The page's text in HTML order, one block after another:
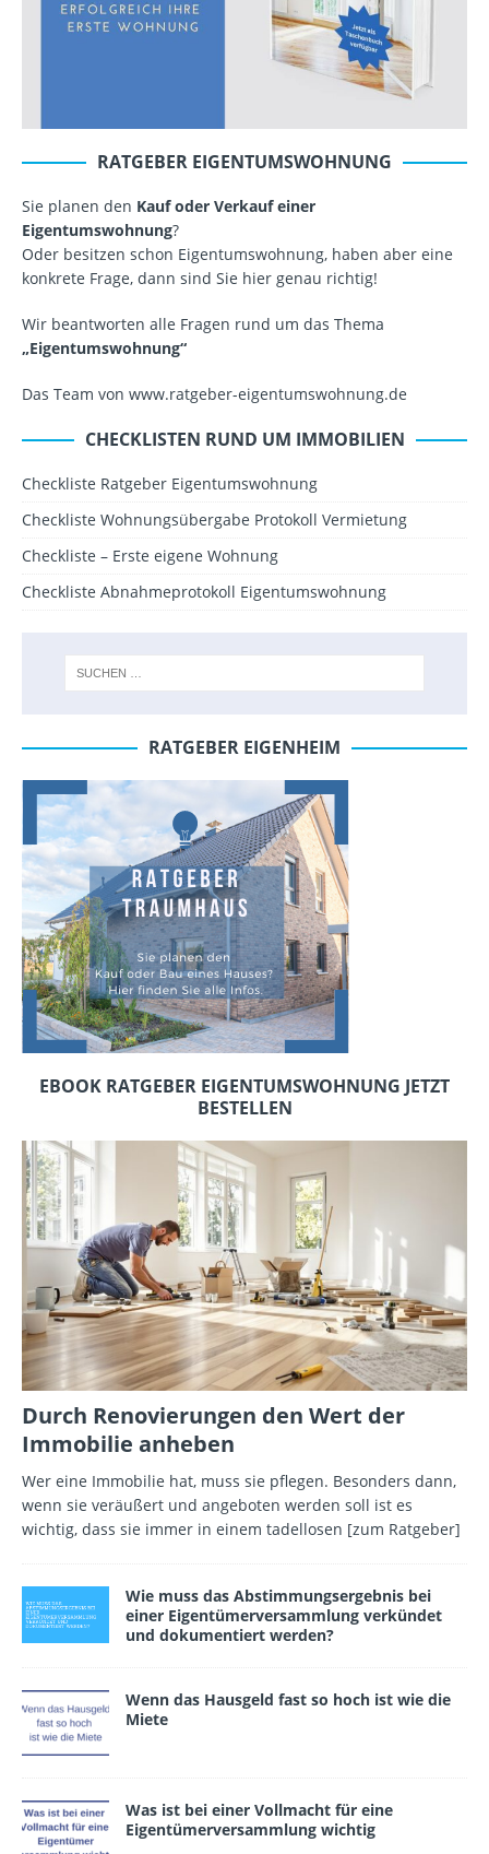
RATGEBER EIGENTUMSWOHNUNG
Sie planen den Kauf oder Verkauf einer
Eigentumswohnung?
Oder besitzen schon Eigentumswohnung, haben aber eine
konkrete Frage, dann sind Sie hier genau richtig!
Wir beantworten alle Fragen rund um das Thema
„Eigentumswohnung“
Das Team von www.ratgeber-eigentumswohnung.de
CHECKLISTEN RUND UM IMMOBILIEN
Checkliste Ratgeber Eigentumswohnung
Checkliste Wohnungsübergabe Protokoll Vermietung
Checkliste – Erste eigene Wohnung
Checkliste Abnahmeprotokoll Eigentumswohnung
RATGEBER EIGENHEIM
EBOOK RATGEBER EIGENTUMSWOHNUNG JETZT
BESTELLEN
Durch Renovierungen den Wert der
Immobilie anheben
Wer eine Immobilie hat, muss sie pflegen. Besonders dann,
wenn sie veräußert und angeboten werden soll ist es
wichtig, dass sie immer in einem tadellosen [zum Ratgeber]
Wie muss das Abstimmungsergebnis bei
einer Eigentümerversammlung verkündet
und dokumentiert wer­den?
Wenn das Hausgeld fast so hoch ist wie die
Miete
Was ist bei einer Vollmacht für eine
Eigentümerversammlung wichtig